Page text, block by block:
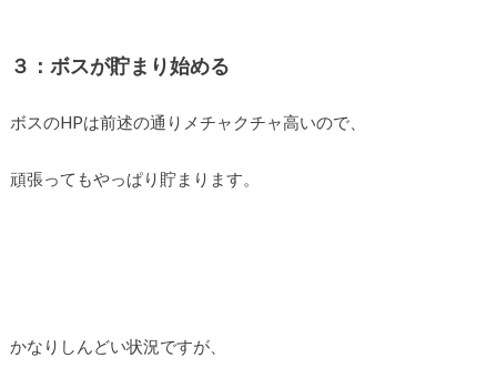
３：ボスが貯まり始める
ボスのHPは前述の通りメチャクチャ高いので、
頑張ってもやっぱり貯まります。
かなりしんどい状況ですが、